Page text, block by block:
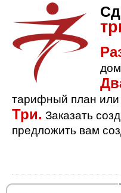
тарифный план или
Три. Заказать
предложить вам